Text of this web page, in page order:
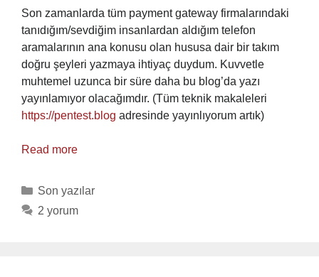
Son zamanlarda tüm payment gateway firmalarındaki
tanıdığım/sevdiğim insanlardan aldığım telefon
aramalarının ana konusu olan hususa dair bir takım
doğru şeyleri yazmaya ihtiyaç duydum. Kuvvetle
muhtemel uzunca bir süre daha bu blog’da yazı
yayınlamıyor olacağımdır. (Tüm teknik makaleleri
https://pentest.blog adresinde yayınlıyorum artık)
Read more
Categories
Son yazılar
2 yorum